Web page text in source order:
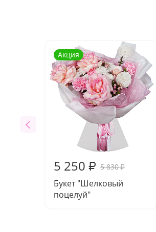
Акция
5 250 ₽ 5 830₽
Букет "Шелковый
поцелуй"